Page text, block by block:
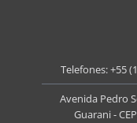
Telefones:+55
Avenida Pedro
Guarani -